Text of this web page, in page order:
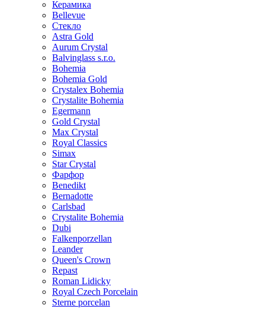
Керамика
Bellevue
Стекло
Astra Gold
Aurum Crystal
Balvinglass s.r.o.
Bohemia
Bohemia Gold
Crystalex Bohemia
Crystalite Bohemia
Egermann
Gold Crystal
Max Crystal
Royal Classics
Simax
Star Crystal
Фарфор
Benedikt
Bernadotte
Carlsbad
Crystalite Bohemia
Dubi
Falkenporzellan
Leander
Queen's Crown
Repast
Roman Lidicky
Royal Czech Porcelain
Sterne porcelan